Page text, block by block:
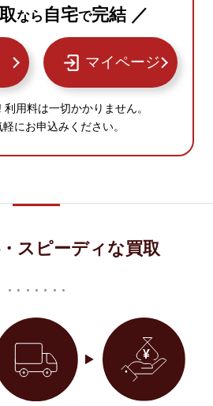
なら 自宅で完結 ／
マイページ
用料は一切かかりません。
にお申込みください。
スピーディな買取